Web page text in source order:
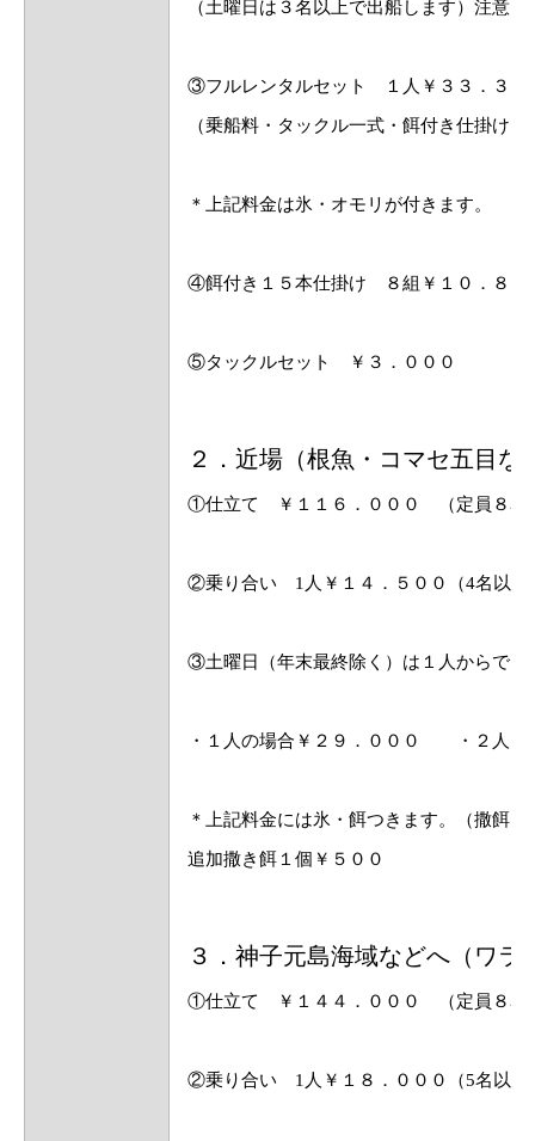
（土曜日は３名以上で出船します）注意
③フルレンタルセット １人￥３３．３０
（乗船料・タックル一式・餌付き仕掛け８
＊上記料金は氷・オモリが付きます。
④餌付き１５本仕掛け ８組￥１０．８０
⑤タックルセット ￥３．０００
２．近場（根魚・コマセ五目な
①仕立て ￥１１６．０００ （定員８名
②乗り合い 1人￥１４．５００（4名以上
③土曜日（年末最終除く）は１人からでも
・１人の場合￥２９．０００ ・２人目
＊上記料金には氷・餌つきます。（撒餌さ
追加撒き餌１個￥５００
３．神子元島海域などへ（ワラ
①仕立て ￥１４４．０００ （定員８名
②乗り合い 1人￥１８．０００（5名以上